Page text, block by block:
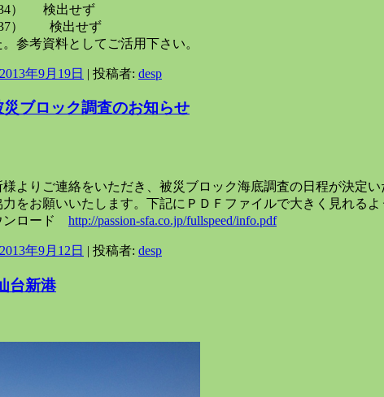
） 検出せず
） 検出せず
参考資料としてご活用下さい。
2013年9月19日 | 投稿者: desp
ブロック調査のお知らせ
よりご連絡をいただき、被災ブロック海底調査の日程が決定
をお願いいたします。下記にＰＤＦファイルで大きく見れる
ロード http://passion-sfa.co.jp/fullspeed/info.pdf
2013年9月12日 | 投稿者: desp
台新港